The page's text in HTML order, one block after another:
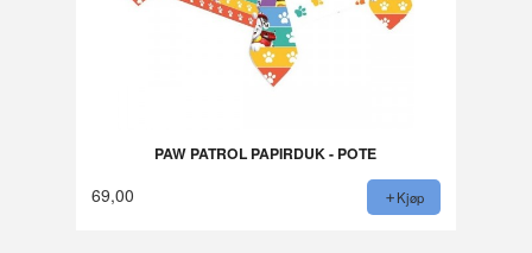
PAW PATROL PAPIRDUK - POTE
69,00 Kjøp